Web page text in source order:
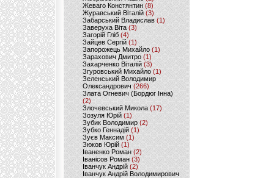
Жеваго Констянтин (8)
Журавський Віталій (3)
Забарський Владислав (1)
Заверуха Віта (3)
Загорій Гліб (4)
Зайцев Сергій(1)
Запорожець Михайло (1)
Зарахович Дмитро (1)
Захарченко Віталій (3)
Згуровський Михайло (1)
Зеленський Володимир
Олександрович (266)
Злата Огневич (Бордюг Інна)
(2)
Злочевський Микола(17)
Зозуля Юрій (1)
Зубик Володимир (2)
Зубко Геннадій (1)
Зуєв Максим(1)
Зюков Юрій (1)
Іваненко Роман (2)
Іванісов Роман (3)
Іванчук Андрій(2)
Іванчук Андрій Володимирович